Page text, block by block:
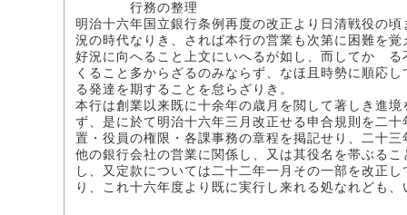
行務の整理
明治十六年国立銀行条例再度の改正より日清戦役の
況の時代なりき、されば本行の営業も次第に困難を
好況に向へること上文にいへるが如し、而してかゝ
くること多からざるのみならず、なほ且時勢に順応
る発達を期することを怠らざりき。
本行は創業以来既に十余年の歳月を閲して著しき進
ず、是に於て明治十六年三月改正せる申合規則を二
置・役員の権限・各課事務の章程を掲記せり、二十
他の銀行会社の営業に関係し、又は其役名を帯ぶる
し、又定款については二十二年一月その一部を改正
り、これ十六年度より既に実行し来れる処なれども